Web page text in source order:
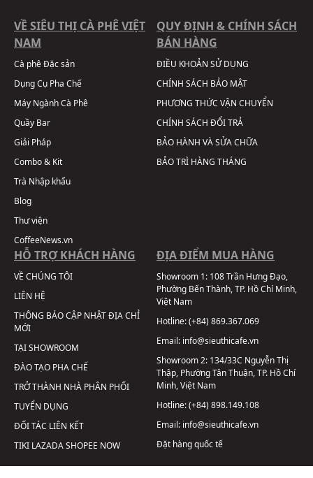
VỀ SIÊU THỊ CÀ PHÊ VIỆT
NAM
Cà phê Đặc sản
Dụng Cụ Pha Chế
Máy Ngành Cà Phê
Quầy Bar
Giải Pháp
Combo & Kit
Trà Nhập khẩu
Blog
Thư viện
CoffeeNews.vn
QUY ĐỊNH & CHÍNH SÁCH
BÁN HÀNG
ĐIỀU KHOẢN SỬ DỤNG
CHÍNH SÁCH BẢO MẬT
PHƯƠNG THỨC VẬN CHUYỂN
CHÍNH SÁCH ĐỔI TRẢ
BẢO HÀNH VÀ SỬA CHỮA
BẢO TRÌ HÀNG THÁNG
HỖ TRỢ KHÁCH HÀNG
VỀ CHÚNG TÔI
LIÊN HỆ
THÔNG BÁO CẬP NHẬT ĐỊA CHỈ
MỚI
TẠI SHOWROOM
ĐÀO TẠO PHA CHẾ
TRỞ THÀNH NHÀ PHÂN PHỐI
TUYỂN DỤNG
ĐỐI TÁC LIÊN KẾT
TIKI LAZADASHOPEE NOW
ĐỊA ĐIỂM MUA HÀNG
Showroom 1: 108 Trần Hưng Đạo,
Phường Bến Thành, TP. Hồ Chí Minh,
Việt Nam
Hotline:(+84) 869.367.069
Email: info@sieuthicafe.vn
Showroom 2: 134/33C Nguyễn Thị
Thập, Phường Tân Thuận, TP. Hồ Chí
Minh, Việt Nam
Hotline:(+84) 898.149.108
Email: info@sieuthicafe.vn
Đặt hàng quốc tế